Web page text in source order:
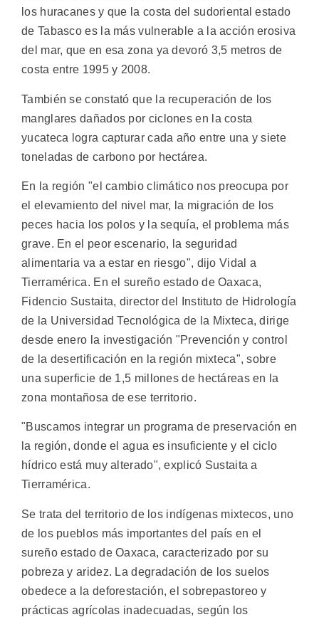
los huracanes y que la costa del sudoriental estado
de Tabasco es la más vulnerable a la acción erosiva
del mar, que en esa zona ya devoró 3,5 metros de
costa entre 1995 y 2008.
También se constató que la recuperación de los
manglares dañados por ciclones en la costa
yucateca logra capturar cada año entre una y siete
toneladas de carbono por hectárea.
En la región "el cambio climático nos preocupa por
el elevamiento del nivel mar, la migración de los
peces hacia los polos y la sequía, el problema más
grave. En el peor escenario, la seguridad
alimentaria va a estar en riesgo", dijo Vidal a
Tierramérica. En el sureño estado de Oaxaca,
Fidencio Sustaita, director del Instituto de Hidrología
de la Universidad Tecnológica de la Mixteca, dirige
desde enero la investigación "Prevención y control
de la desertificación en la región mixteca", sobre
una superficie de 1,5 millones de hectáreas en la
zona montañosa de ese territorio.
"Buscamos integrar un programa de preservación en
la región, donde el agua es insuficiente y el ciclo
hídrico está muy alterado", explicó Sustaita a
Tierramérica.
Se trata del territorio de los indígenas mixtecos, uno
de los pueblos más importantes del país en el
sureño estado de Oaxaca, caracterizado por su
pobreza y aridez. La degradación de los suelos
obedece a la deforestación, el sobrepastoreo y
prácticas agrícolas inadecuadas, según los